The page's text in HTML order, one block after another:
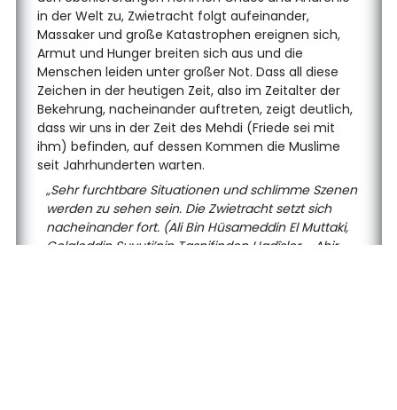
in der Welt zu, Zwietracht folgt aufeinander,
Massaker und große Katastrophen ereignen sich,
Armut und Hunger breiten sich aus und die
Menschen leiden unter großer Not. Dass all diese
Zeichen in der heutigen Zeit, also im Zeitalter der
Bekehrung, nacheinander auftreten, zeigt deutlich,
dass wir uns in der Zeit des Mehdi (Friede sei mit
ihm) befinden, auf dessen Kommen die Muslime
seit Jahrhunderten warten.
„Sehr furchtbare Situationen und schlimme Szenen
werden zu sehen sein. Die Zwietracht setzt sich
nacheinander fort. (Ali Bin Hüsameddin El Muttaki,
Celaleddin Suyuti’nin Tasnifinden Hadîsler - Ahir